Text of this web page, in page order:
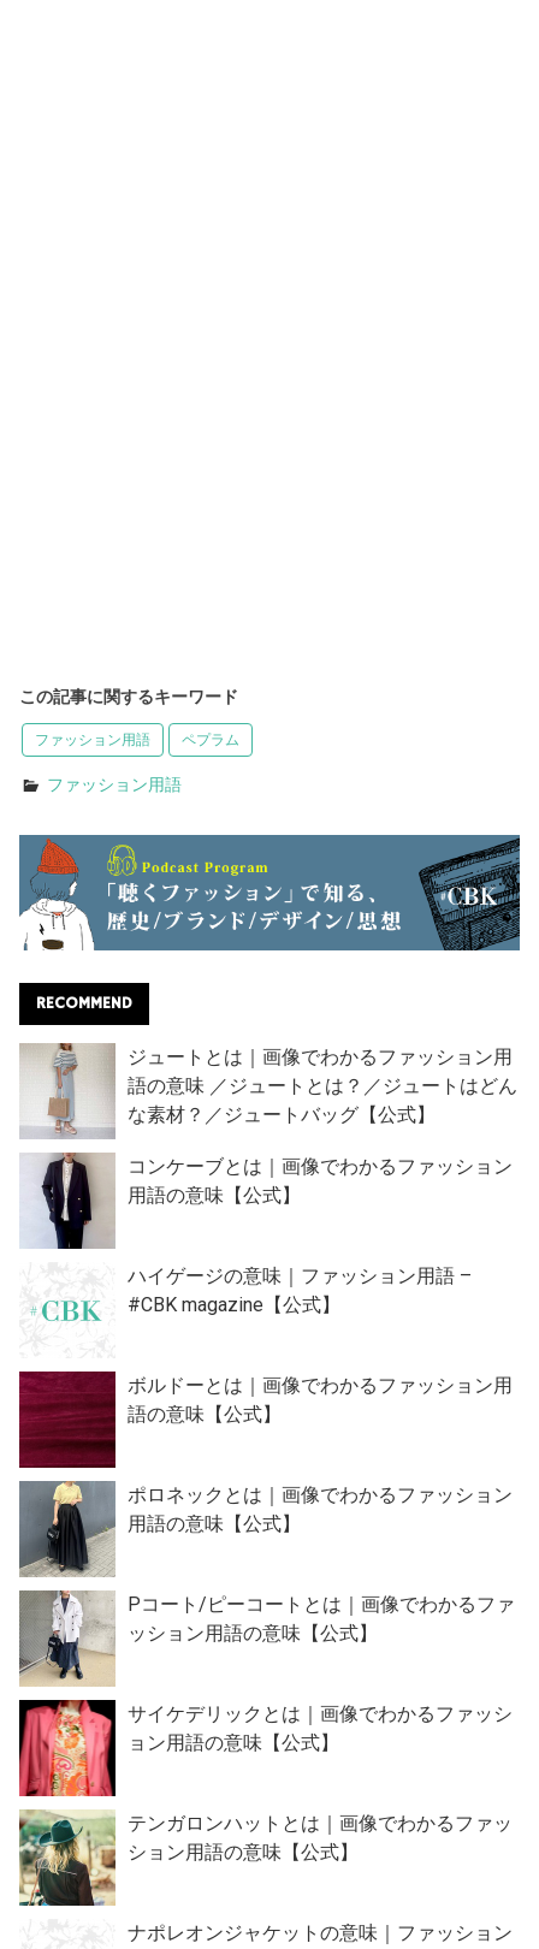
この記事に関するキーワード
ファッション用語 ペプラム
ファッション用語
RECOMMEND
ジュートとは｜画像でわかるファッション用
語の意味 ／ジュートとは？／ジュートはどん
な素材？／ジュートバッグ【公式】
コンケーブとは｜画像でわかるファッション
用語の意味【公式】
ハイゲージの意味｜ファッション用語 –
#CBK magazine【公式】
ボルドーとは｜画像でわかるファッション用
語の意味【公式】
ポロネックとは｜画像でわかるファッション
用語の意味【公式】
Pコート/ピーコートとは｜画像でわかるファ
ッション用語の意味【公式】
サイケデリックとは｜画像でわかるファッシ
ョン用語の意味【公式】
テンガロンハットとは｜画像でわかるファッ
ション用語の意味【公式】
ナポレオンジャケットの意味｜ファッション